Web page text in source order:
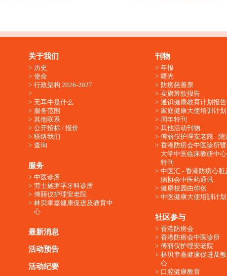
关于我们
历史
使命
行政架构 2026-2027
无耳牛是什么
服务范围
其他联系
公开招标 / 报价
联络我们
查询
服务
中医诊所
劳士施罗孚牙科诊所
傅丽仪护理安老院
林贝聿嘉健康促进及教育中
心
最新消息
活动预告
活动纪要
刊物
年报
曙光
防痨慈善票
卖旗筹款报告
通识健康教育计划报告
家庭健康大使培训计划
周年特刊
其他活动刊物
傅丽仪护理安老院 - 院
香港防痨会中医诊所
大学中医临床教研中
特刊
中医汇 - 香港防痨心脏
病协会中医药通讯
健康校园由你创
中医健康大使培訓计划
社区参与
香港防痨会
香港防痨会中医诊所
傅丽仪护理安老院
林贝聿嘉健康促进及
心
口腔健康教育